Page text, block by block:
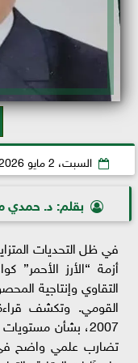
السبت، 2 مايو 2026
بقلم: د. حمدي
في ظل التحديات
أزمة “الأرز الأحمر”
التقاوي وإنتاجية
2007، بشأن
تضارب علمي واضح